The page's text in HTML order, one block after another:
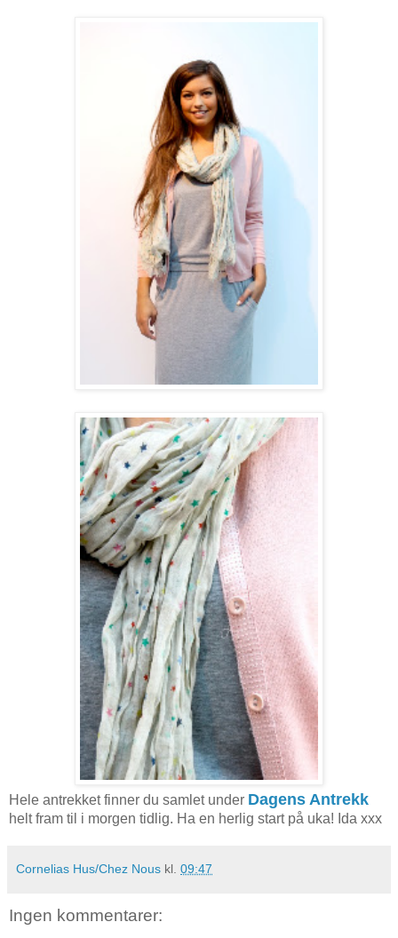
Hele antrekket finner du samlet under Dagens Antrekk
helt fram til i morgen tidlig. Ha en herlig start på uka! Ida xxx
Cornelias Hus/Chez Nous kl. 09:47
Ingen kommentarer: